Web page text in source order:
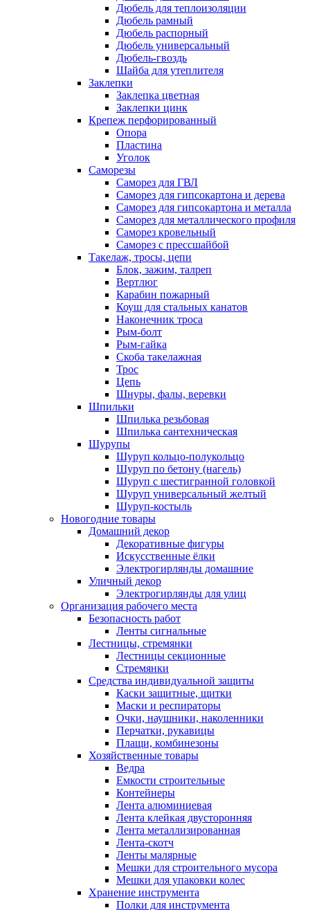
Дюбель для теплоизоляции
Дюбель рамный
Дюбель распорный
Дюбель универсальный
Дюбель-гвоздь
Шайба для утеплителя
Заклепки
Заклепка цветная
Заклепки цинк
Крепеж перфорированный
Опора
Пластина
Уголок
Саморезы
Саморез для ГВЛ
Саморез для гипсокартона и дерева
Саморез для гипсокартона и металла
Саморез для металлического профиля
Саморез кровельный
Саморез с прессшайбой
Такелаж, тросы, цепи
Блок, зажим, талреп
Вертлюг
Карабин пожарный
Коуш для стальных канатов
Наконечник троса
Рым-болт
Рым-гайка
Скоба такелажная
Трос
Цепь
Шнуры, фалы, веревки
Шпильки
Шпилька резьбовая
Шпилька сантехническая
Шурупы
Шуруп кольцо-полукольцо
Шуруп по бетону (нагель)
Шуруп с шестигранной головкой
Шуруп универсальный желтый
Шуруп-костыль
Новогодние товары
Домашний декор
Декоративные фигуры
Искусственные ёлки
Электрогирлянды домашние
Уличный декор
Электрогирлянды для улиц
Организация рабочего места
Безопасность работ
Ленты сигнальные
Лестницы, стремянки
Лестницы секционные
Стремянки
Средства индивидуальной защиты
Каски защитные, щитки
Маски и респираторы
Очки, наушники, наколенники
Перчатки, рукавицы
Плащи, комбинезоны
Хозяйственные товары
Ведра
Емкости строительные
Контейнеры
Лента алюминиевая
Лента клейкая двусторонняя
Лента металлизированная
Лента-скотч
Ленты малярные
Мешки для строительного мусора
Мешки для упаковки колес
Хранение инструмента
Полки для инструмента